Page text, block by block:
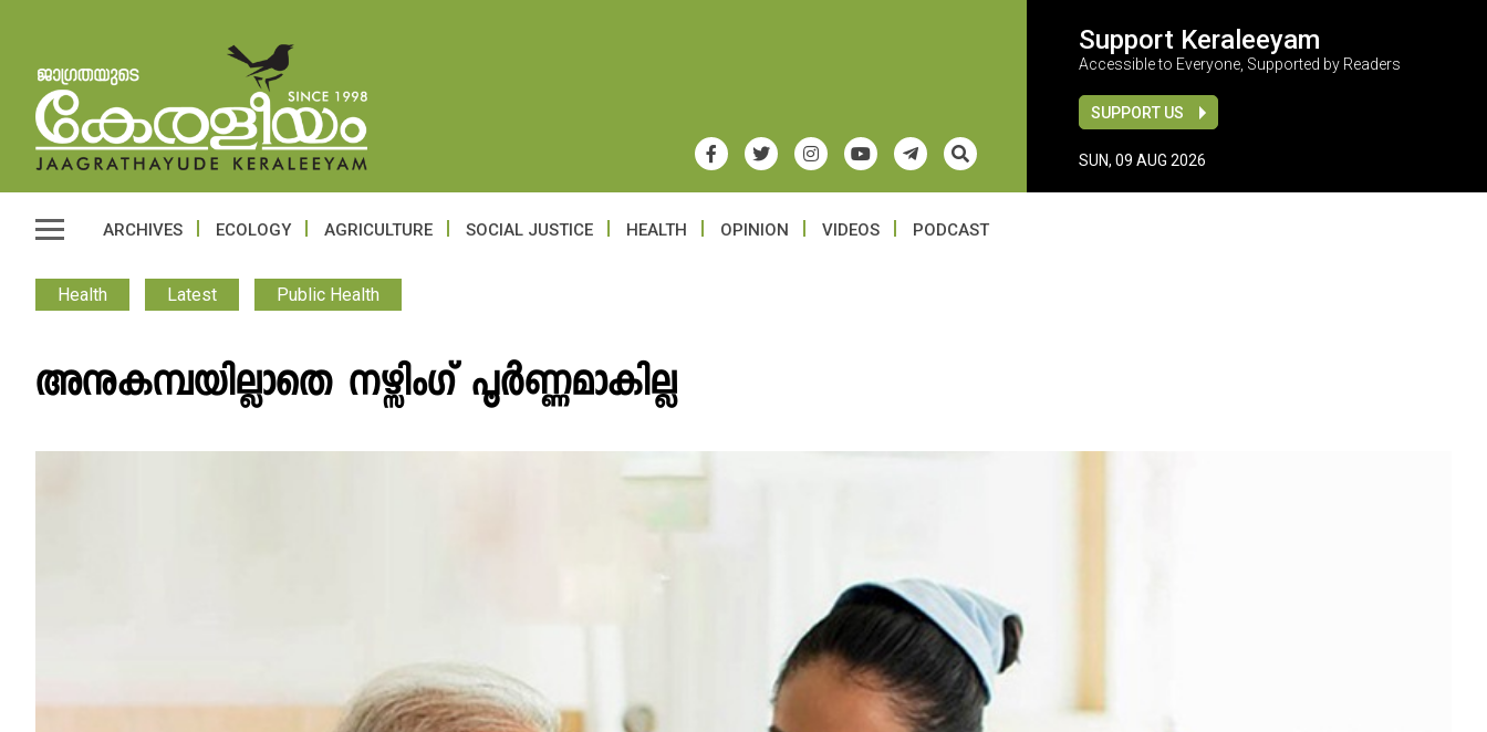
Support Keraleeyam
Accessible to Everyone, Supported by Readers
SUPPORT US
SUN, 09 AUG 2026
ARCHIVES ECOLOGY AGRICULTURE SOCIAL JUSTICE HEALTH OPINION VIDEOS PODCAST
Health Latest Public Health
അനുകമ്പയില്ലാതെ നഴ്സിം​ഗ് പൂർണ്ണമാകില്ല